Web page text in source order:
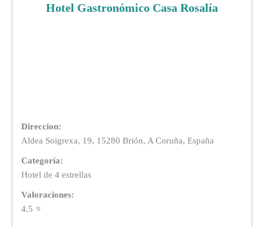
Hotel Gastronómico Casa Rosalía
Direccion:
Aldea Soigrexa, 19, 15280 Brión, A Coruña, España
Categoría:
Hotel de 4 estrellas
Valoraciones:
4.5 ⭐